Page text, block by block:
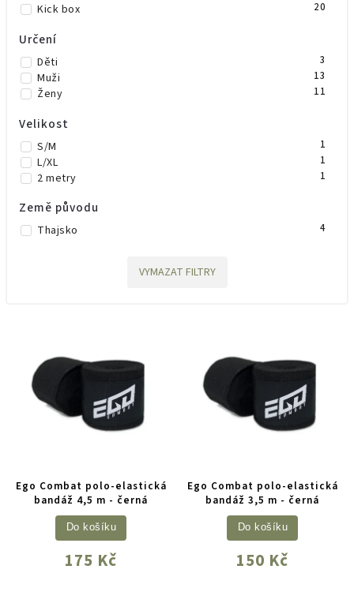
Kick box
20
Určení
Děti 3
Muži 13
Ženy 11
Velikost
S/M 1
L/XL 1
2 metry 1
Země původu
Thajsko 4
VYMAZAT FILTRY
Ego Combat polo-elastická
bandáž 4,5 m - černá
175 Kč
Do košíku
Ego Combat polo-elastická
bandáž 3,5 m - černá
150 Kč
Do košíku